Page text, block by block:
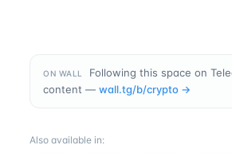
ON WALL
Following this space on
content — wall.tg/b/crypto →
Also available in: